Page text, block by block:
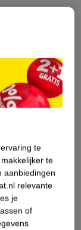
Nature
te
te
aanbiedingen
relevante
je
of